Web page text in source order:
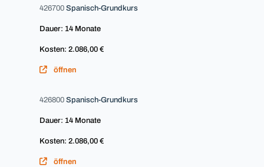
426700 Spanisch-Grundkurs
Dauer: 14 Monate
Kosten: 2.086,00 €
öffnen
426800 Spanisch-Grundkurs
Dauer: 14 Monate
Kosten: 2.086,00 €
öffnen